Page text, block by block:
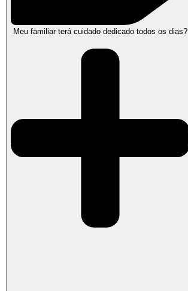
Meu familiar terá cuidado dedicado todos os dias?